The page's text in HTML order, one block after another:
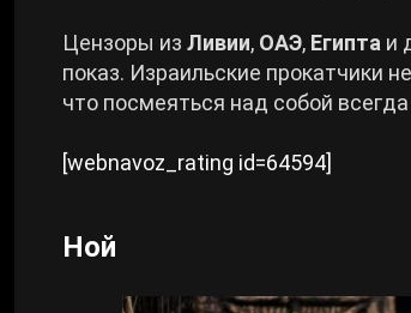
Цензоры из Ливии, ОАЭ, Египта и
показ. Израильские прокатчики
что посмеяться над собой
[webnavoz_rating id=64594]
Ной